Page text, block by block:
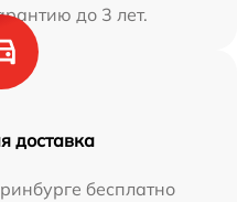
до 3 лет.
доставка
бесплатно